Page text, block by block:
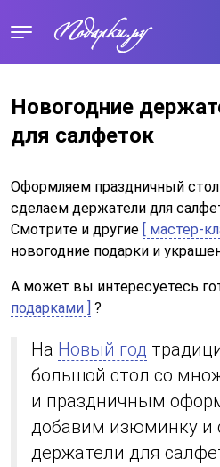
Новогодние
для салфеток
Оформляем праздничный
сделаем держатели для
Смотрите и другие [ мастер-
новогодние подарки и
А может вы интересуетесь
подарками ] ?
На Новый год
большой стол со
и праздничным
добавим изюминку и
держатели для